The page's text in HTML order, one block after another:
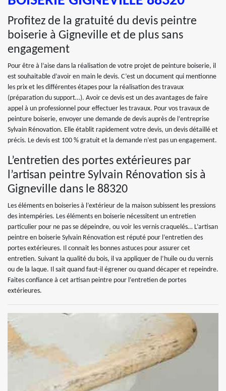
Profitez de la gratuité du devis peintre
boiserie à Gigneville et de plus sans
engagement
Pour être à l’aise dans la réalisation de votre projet de peinture boiserie, il
est souhaitable d’avoir en main le devis. C’est un document qui mentionne
les prix et les différentes étapes pour la réalisation des travaux
(préparation du support…). Avoir ce devis est un des avantages de faire
appel à un professionnel pour effectuer les travaux. Pour vos travaux de
peinture boiserie, envoyer une demande de devis auprès de l’entreprise
Sylvain Rénovation. Elle établit rapidement votre devis, un devis détaillé et
précis. Le devis est 100 % gratuit et la demande n’est pas un engagement.
L’entretien des portes extérieures par
l’artisan peintre Sylvain Rénovation sis à
Gigneville dans le 88320
Les éléments en boiseries à l’extérieur de la maison subissent les pressions
des intempéries. Les éléments en boiserie nécessitent un entretien
particulier pour ne pas se dépeindre, ou voir les vernis craquelés… L’artisan
peintre en boiserie Sylvain Rénovation est réputé pour l’entretien des
portes extérieures. Il connait les bonnes astuces pour assurer cet
entretien. Suivant la qualité du bois, il va appliquer de l’huile ou du vernis
ou de la laque. Il sait quand faut-il égrener ou quand décaper et repeindre.
Faites confiance à cet artisan peintre pour l’entretien de portes
extérieures.